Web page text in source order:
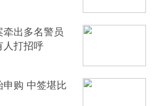
牵出多名警员
人打招呼
购 中签堪比